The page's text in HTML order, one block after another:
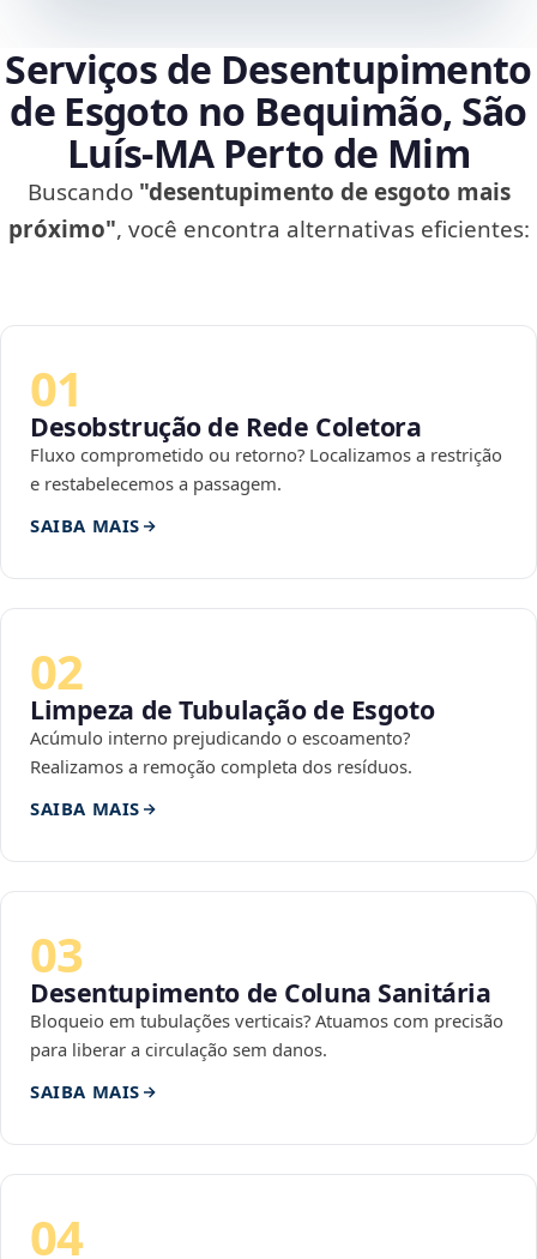
Serviços de Desentupimento
de Esgoto no Bequimão, São
Luís‑MA Perto de Mim
Buscando "desentupimento de esgoto mais
próximo", você encontra alternativas eficientes:
01
Desobstrução de Rede Coletora
Fluxo comprometido ou retorno? Localizamos a restrição
e restabelecemos a passagem.
SAIBA MAIS
02
Limpeza de Tubulação de Esgoto
Acúmulo interno prejudicando o escoamento?
Realizamos a remoção completa dos resíduos.
SAIBA MAIS
03
Desentupimento de Coluna Sanitária
Bloqueio em tubulações verticais? Atuamos com precisão
para liberar a circulação sem danos.
SAIBA MAIS
04